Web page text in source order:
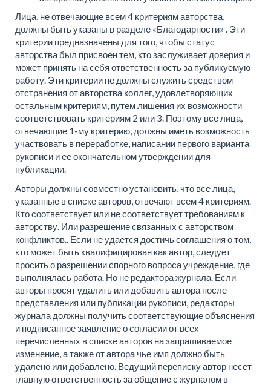
Лица, не отвечающие всем 4 критериям авторства,
должны быть указаны в разделе «Благодарности» . Эти
критерии предназначены для того, чтобы статус
авторства был присвоен тем, кто заслуживает доверия и
может принять на себя ответственность за публикуемую
работу. Эти критерии не должны служить средством
отстранения от авторства коллег, удовлетворяющих
остальным критериям, путем лишения их возможности
соответствовать критериям 2 или 3. Поэтому все лица,
отвечающие 1-му критерию, должны иметь возможность
участвовать в переработке, написании первого варианта
рукописи и ее окончательном утверждении для
публикации.
Авторы должны совместно установить, что все лица,
указанные в списке авторов, отвечают всем 4 критериям.
Кто соответствует или не соответствует требованиям к
авторству. Или разрешение связанных с авторством
конфликтов.. Если не удается достичь соглашения о том,
кто может быть квалифицирован как автор, следует
просить о разрешении спорного вопроса учреждение, где
выполнялась работа. Но не редактора журнала. Если
авторы просят удалить или добавить автора после
представления или публикации рукописи, редакторы
журнала должны получить соответствующие объяснения
и подписанное заявление о согласии от всех
перечисленных в списке авторов на запрашиваемое
изменение, а также от автора чье имя должно быть
удалено или добавлено. Ведущий переписку автор несет
главную ответственность за общение с журналом в